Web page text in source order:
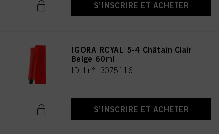
S’INSCRIRE ET ACHETER
IGORA ROYAL 5-4 Châtain Clair
Beige 60ml
IDH n° 3075116
S’INSCRIRE ET ACHETER